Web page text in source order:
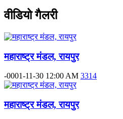
वीडियो गैलरी
महाराष्ट्र मंडल, रायपुर
-0001-11-30 12:00 AM 3314
महाराष्ट्र मंडल, रायपुर